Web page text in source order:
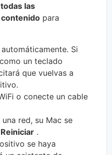
las
para
Si
un teclado
que vuelvas a
o conecte un cable
red, su Mac se
Reiniciar .
se haya